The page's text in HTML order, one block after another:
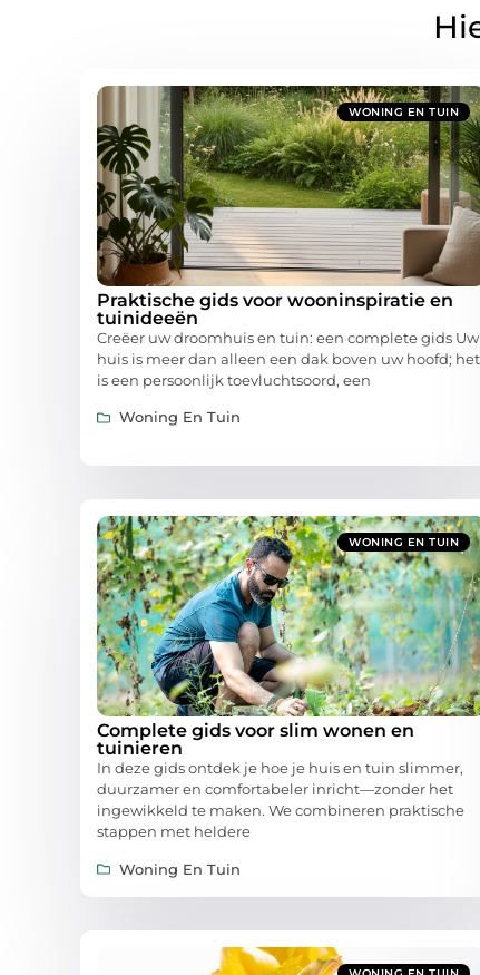
WONING EN TUIN
Praktische gids voor wooninspiratie en
tuinideeën
Creëer uw droomhuis en tuin: een complete gids Uw
huis is meer dan alleen een dak boven uw hoofd; het
is een persoonlijk toevluchtsoord, een
Woning En Tuin
WONING EN TUIN
Complete gids voor slim wonen en
tuinieren
In deze gids ontdek je hoe je huis en tuin slimmer,
duurzamer en comfortabeler inricht—zonder het
ingewikkeld te maken. We combineren praktische
stappen met heldere
Woning En Tuin